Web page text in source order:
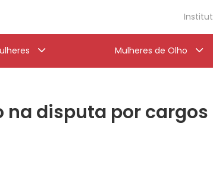
Mulheres de Olho
na disputa por